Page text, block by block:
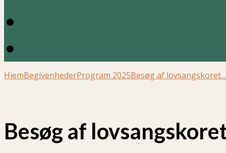
HjemBegivenhederProgram 2025Besøg af lovsangskoret…
Besøg af